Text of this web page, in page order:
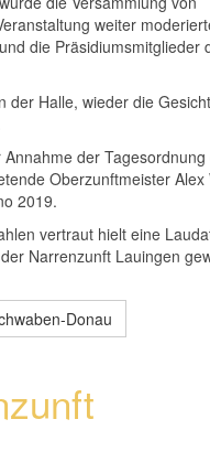
weiter
die Präsidiumsmitglieder
der Halle, wieder die
der
Oberzunftmeister Alex
2019.
vertraut hielt eine
Narrenzunft Lauingen
Donau